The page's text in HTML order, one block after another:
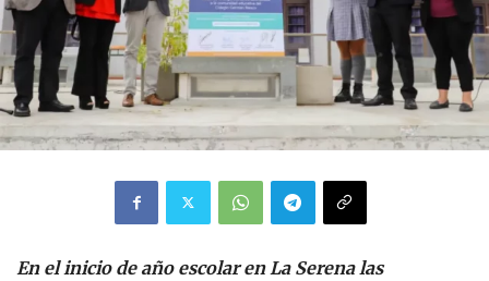
En el inicio de año escolar en La Serena las